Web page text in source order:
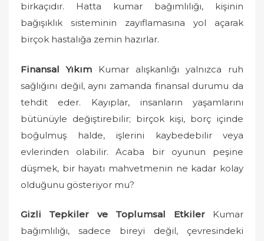
birkaçıdır. Hatta kumar bağımlılığı, kişinin
bağışıklık sisteminin zayıflamasına yol açarak
birçok hastalığa zemin hazırlar.
Finansal Yıkım Kumar alışkanlığı yalnızca ruh
sağlığını değil, aynı zamanda finansal durumu da
tehdit eder. Kayıplar, insanların yaşamlarını
bütünüyle değiştirebilir; birçok kişi, borç içinde
boğulmuş halde, işlerini kaybedebilir veya
evlerinden olabilir. Acaba bir oyunun peşine
düşmek, bir hayatı mahvetmenin ne kadar kolay
olduğunu gösteriyor mu?
Gizli Tepkiler ve Toplumsal EtkilerKumar
bağımlılığı, sadece bireyi değil, çevresindeki